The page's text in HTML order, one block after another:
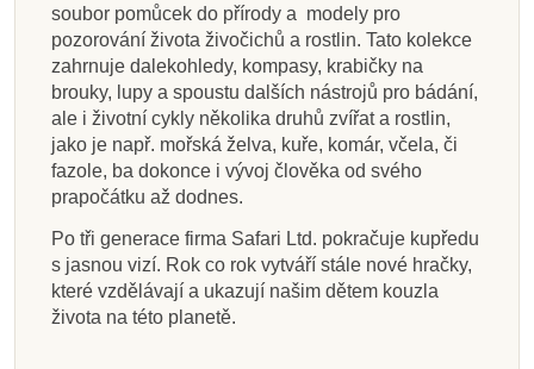
soubor pomůcek do přírody a modely pro
pozorování života živočichů a rostlin. Tato kolekce
zahrnuje dalekohledy, kompasy, krabičky na
brouky, lupy a spoustu dalších nástrojů pro bádání,
ale i životní cykly několika druhů zvířat a rostlin,
jako je např. mořská želva, kuře, komár, včela, či
fazole, ba dokonce i vývoj člověka od svého
prapočátku až dodnes.
Po tři generace firma Safari Ltd. pokračuje kupředu
s jasnou vizí. Rok co rok vytváří stále nové hračky,
které vzdělávají a ukazují našim dětem kouzla
života na této planetě.